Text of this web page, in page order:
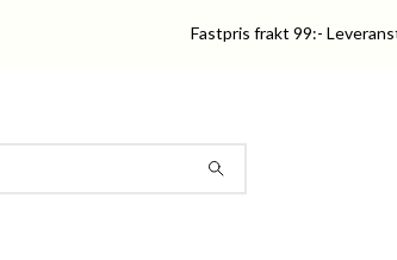
Fastpris frakt 99:-